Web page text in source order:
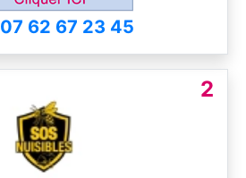
07 62 67 23 45
2